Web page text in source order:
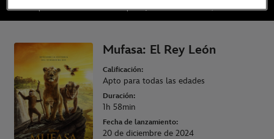
* Imprescindible tener una suscripción | Planes desde solo 6,99€ al mes
Mufasa: El Rey León
Calificación:
Apto para todas las edades
Duración:
1h 58min
Fecha de lanzamiento:
20 de diciembre de 2024